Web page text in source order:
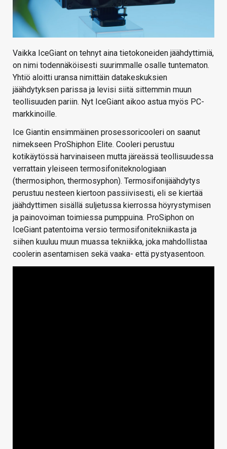
Vaikka IceGiant on tehnyt aina tietokoneiden jäähdyttimiä,
on nimi todennäköisesti suurimmalle osalle tuntematon.
Yhtiö aloitti uransa nimittäin datakeskuksien
jäähdytyksen parissa ja levisi siitä sittemmin muun
teollisuuden pariin. Nyt IceGiant aikoo astua myös PC-
markkinoille.
Ice Giantin ensimmäinen prosessoricooleri on saanut
nimekseen ProShiphon Elite. Cooleri perustuu
kotikäytössä harvinaiseen mutta järeässä teollisuudessa
verrattain yleiseen termosifoniteknologiaan
(thermosiphon, thermosyphon). Termosifonijäähdytys
perustuu nesteen kiertoon passiivisesti, eli se kiertää
jäähdyttimen sisällä suljetussa kierrossa höyrystymisen
ja painovoiman toimiessa pumppuina. ProSiphon on
IceGiant patentoima versio termosifonitekniikasta ja
siihen kuuluu muun muassa tekniikka, joka mahdollistaa
coolerin asentamisen sekä vaaka- että pystyasentoon.